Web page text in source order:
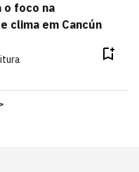
o foco na
clima em Cancún